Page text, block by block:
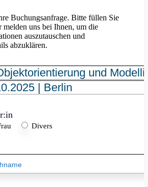
Buchungsanfrage. Bitte füllen Sie
melden uns bei Ihnen, um die
auszutauschen und
abzuklären.
Divers